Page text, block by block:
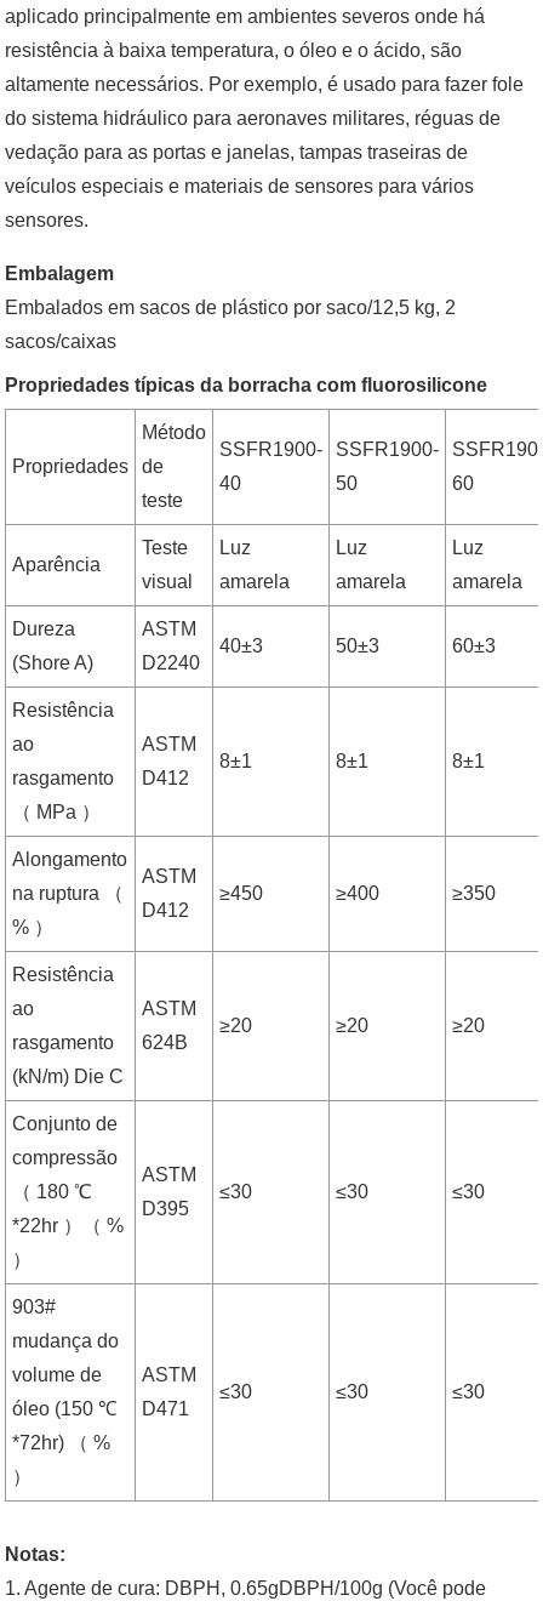
aplicado principalmente em ambientes severos onde há
resistência à baixa temperatura, o óleo e o ácido, são
altamente necessários. Por exemplo, é usado para fazer fole
do sistema hidráulico para aeronaves militares, réguas de
vedação para as portas e janelas, tampas traseiras de
veículos especiais e materiais de sensores para vários
sensores.
Embalagem
Embalados em sacos de plástico por saco/12,5 kg, 2
sacos/caixas
Propriedades típicas da borracha com fluorosilicone
Propriedades
Método
de
teste
SSFR1900-
40
SSFR1900-
50
60
Aparência
Teste
visual
Luz
amarela
Luz
amarela
Luz
amarela
Dureza
(Shore A)
ASTM
D2240
40±3 50±3 60±3
Resistência
ao
rasgamento
（ MPa ）
ASTM
D412
8±1 8±1 8±1
Alongamento
na ruptura （
% ）
ASTM
D412
≥450 ≥400 ≥350
Resistência
ao
rasgamento
(kN/m) Die C
ASTM
624B
≥20 ≥20 ≥20
Conjunto de
compressão
（ 180 ℃
*22hr ）（ %
）
ASTM
D395
≤30 ≤30 ≤30
903#
mudança do
volume de
óleo (150 ℃
*72hr) （ %
）
ASTM
D471
≤30 ≤30 ≤30
Notas:
1. Agente de cura: DBPH, 0.65gDBPH/100g (Você pode